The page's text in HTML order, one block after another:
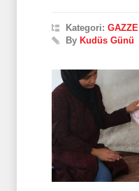
Kategori: GAZZE
By Kudüs Günü